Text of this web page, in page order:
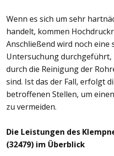
Wenn es sich um sehr
handelt, kommen
Anschließend wird noch eine
Untersuchung
durch die Reinigung der
sind. Ist das der Fall, erfolgt
betroffenen Stellen, um
zu vermeiden.
Die Leistungen des
(32479) im Überblick